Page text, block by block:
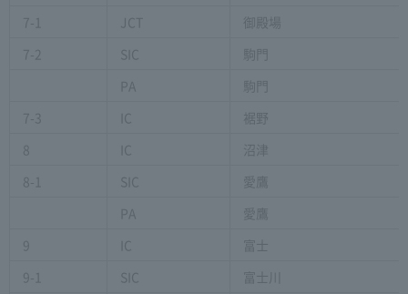
7-1
JCT
御殿場
7-2
SIC
駒門
PA
駒門
7-3
IC
裾野
8
IC
沼津
8-1
SIC
愛鷹
PA
愛鷹
9
IC
富士
9-1
SIC
富士川